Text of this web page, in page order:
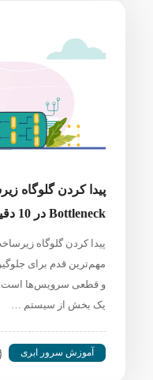
پیدا کردن گلوگاه
Bottleneck در 10 دقیقه
و قطعی سرویس‌ها است.
یک بخش از سیستم …
آموزش سرور ابری